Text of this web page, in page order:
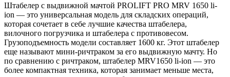
Штабелер с выдвижной мачтой PROLIFT PRO MRV 1650 li-
ion — это универсальная модель для складских операций,
которая сочетает в себе лучшие качества штабелера,
вилочного погрузчика и штабелера с противовесом.
Грузоподъемность модели составляет 1600 кг. Этот штабелер
еще называют мини-ричтраком за его выдвижную мачту. Но
по сравнению с ричтраком, штабелер MRV1650 li-ion — это
более компактная техника, которая занимает меньше места,